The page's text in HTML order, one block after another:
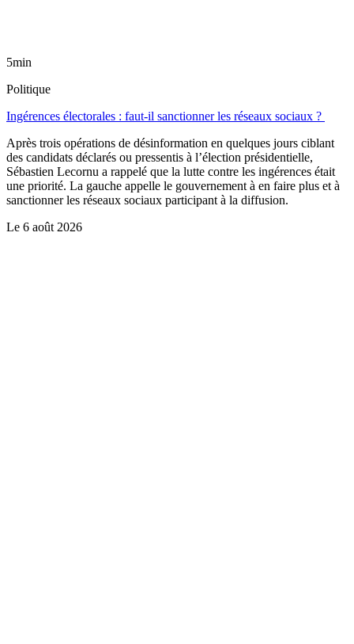
5min
Politique
Ingérences électorales : faut-il sanctionner les réseaux sociaux ?
Après trois opérations de désinformation en quelques jours ciblant
des candidats déclarés ou pressentis à l’élection présidentielle,
Sébastien Lecornu a rappelé que la lutte contre les ingérences était
une priorité. La gauche appelle le gouvernement à en faire plus et à
sanctionner les réseaux sociaux participant à la diffusion.
Le 6 août 2026